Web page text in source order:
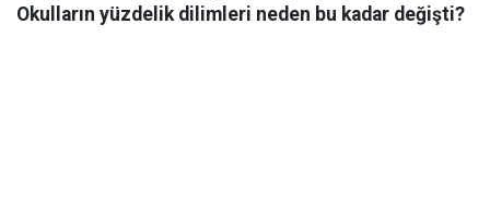
Okulların yüzdelik dilimleri neden bu kadar değişti?